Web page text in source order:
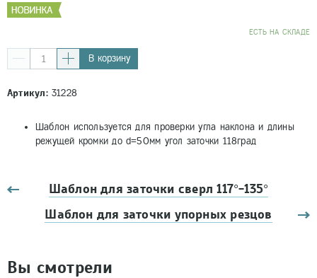
EСТЬ НА СКЛАДЕ
В корзину
Артикул:31228
Шаблон используется для проверки угла наклона и длины
режущей кромки до d=50мм угол заточки 118град
Шаблон для заточки сверл 117°-135°
Шаблон для заточки упорных резцов
Вы смотрели